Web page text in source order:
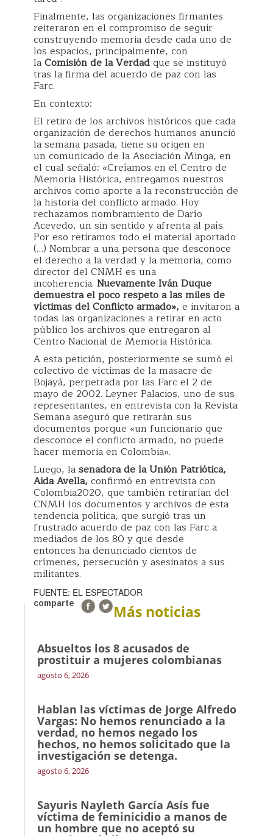
Finalmente, las organizaciones firmantes
reiteraron en el compromiso de seguir
construyendo memoria desde cada uno de
los espacios, principalmente, con
laComisión de la Verdadque se instituyó
tras la firma del acuerdo de paz con las
Farc.
En contexto:
El retiro de los archivos históricos que cada
organización de derechos humanos anunció
la semana pasada, tiene su origen en
un comunicado de la Asociación Minga, en
el cual señaló: «Creíamos en el Centro de
Memoria Histórica, entregamos nuestros
archivos como aporte a la reconstrucción de
la historia del conflicto armado. Hoy
rechazamos nombramiento de Darío
Acevedo, un sin sentido y afrenta al país.
Por eso retiramos todo el material aportado
(…) Nombrar a una persona que desconoce
el derecho a la verdad y la memoria, como
director del CNMH es una
incoherencia. Nuevamente Iván Duque
demuestra el poco respeto a las miles de
víctimas del Conflicto armado», e invitaron a
todas las organizaciones a retirar en acto
público los archivos que entregaron al
Centro Nacional de Memoria Histórica.
A esta petición, posteriormente se sumó el
colectivo de víctimas de la masacre de
Bojayá, perpetrada por las Farc el 2 de
mayo de 2002. Leyner Palacios, uno de sus
representantes, en entrevista con la Revista
Semana aseguró que retirarán sus
documentos porque «un funcionario que
desconoce el conflicto armado, no puede
hacer memoria en Colombia».
Luego, lasenadora de la Unión Patriótica,
Aida Avella, confirmó en entrevista con
Colombia2020, que también retirarían del
CNMH los documentos y archivos de esta
tendencia política, que surgió tras un
frustrado acuerdo de paz con las Farc a
mediados de los 80 y que desde
entonces ha denunciado cientos de
crímenes, persecución y asesinatos a sus
militantes.
FUENTE: EL ESPECTADOR
comparte Más noticias
Absueltos los 8 acusados de
prostituir a mujeres colombianas
agosto 6, 2026
Hablan las víctimas de Jorge Alfredo
Vargas: No hemos renunciado a la
verdad, no hemos negado los
hechos, no hemos solicitado que la
investigación se detenga.
agosto 6, 2026
Sayuris Nayleth García Asís fue
víctima de feminicidio a manos de
un hombre que no aceptó su